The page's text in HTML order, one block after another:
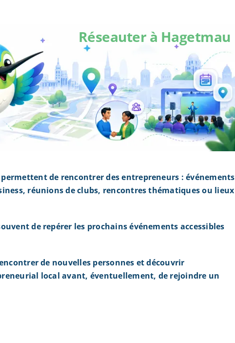
Réseauter à Hagetmau
de rencontrer des entrepreneurs : événements
réunions de clubs, rencontres thématiques ou lieux
de repérer les prochains événements accessibles
de nouvelles personnes et découvrir
local avant, éventuellement, de rejoindre un